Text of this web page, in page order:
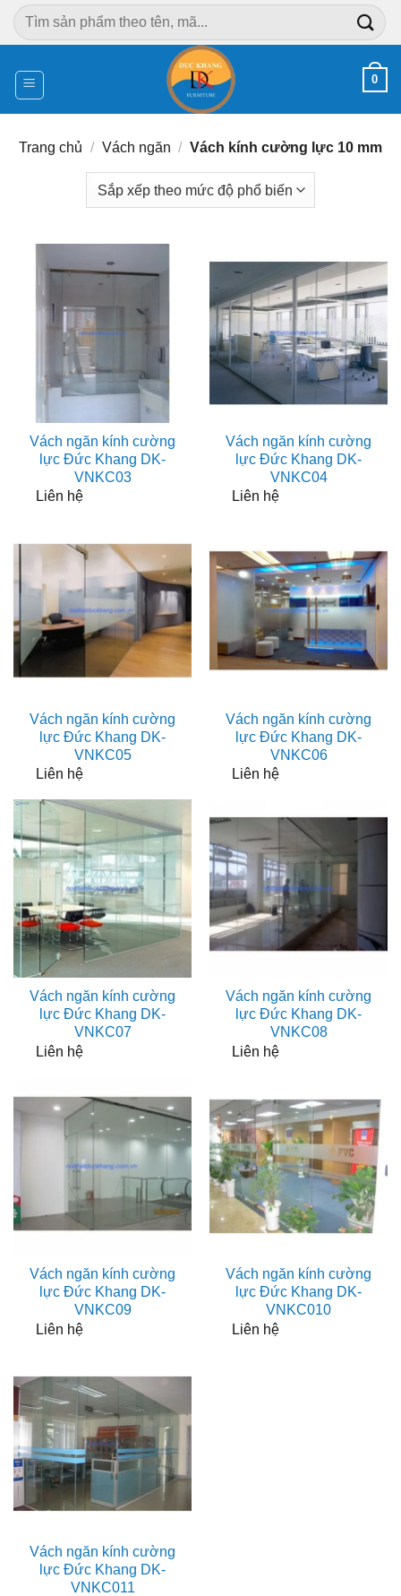
Chuyển
đến
dung
Tìm
kiếm:
0
Trang chủ / Vách ngăn / Vách kính cường lực 10 mm
Vách ngăn kính cường
lực Đức Khang DK-
VNKC03
Liên hệ
Vách ngăn kính cường
lực Đức Khang DK-
VNKC04
Liên hệ
Vách ngăn kính cường
lực Đức Khang DK-
VNKC05
Liên hệ
Vách ngăn kính cường
lực Đức Khang DK-
VNKC06
Liên hệ
Vách ngăn kính cường
lực Đức Khang DK-
VNKC07
Liên hệ
Vách ngăn kính cường
lực Đức Khang DK-
VNKC08
Liên hệ
Vách ngăn kính cường
lực Đức Khang DK-
VNKC09
Liên hệ
Vách ngăn kính cường
lực Đức Khang DK-
VNKC010
Liên hệ
Vách ngăn kính cường
lực Đức Khang DK-
VNKC011